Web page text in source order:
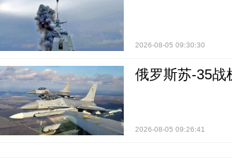
2026-08-05 09:30:30
俄罗斯苏-35战
2026-08-05 09:26:41